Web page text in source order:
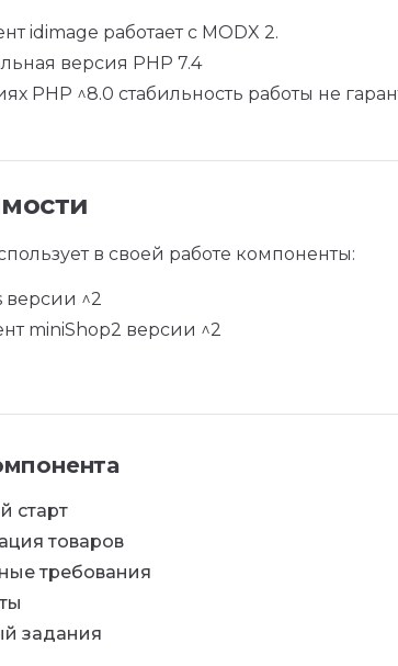
idimage работает с MODX 2.
версия PHP 7.4
PHP ^8.0 стабильность работы не
в своей работе компоненты:
версии ^2
miniShop2 версии ^2
старт
товаров
требования
задания